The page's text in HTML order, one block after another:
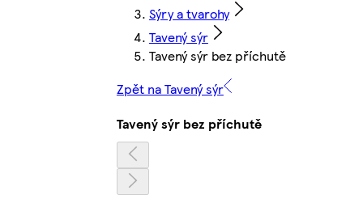
Sýry a tvarohy
Tavený sýr
Tavený sýr bez příchutě
Zpět na Tavený sýr
Tavený sýr bez příchutě